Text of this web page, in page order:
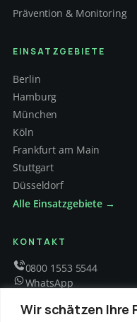
Wir schätzen Ihre
Prävention & Monitoring
EINSATZGEBIETE
Berlin
Hamburg
München
Köln
Frankfurt am Main
Stuttgart
Düsseldorf
Alle Einsatzgebiete →
KONTAKT
0800 1553 5544
WhatsApp
Mo – Fr 8 – 18 Uhr